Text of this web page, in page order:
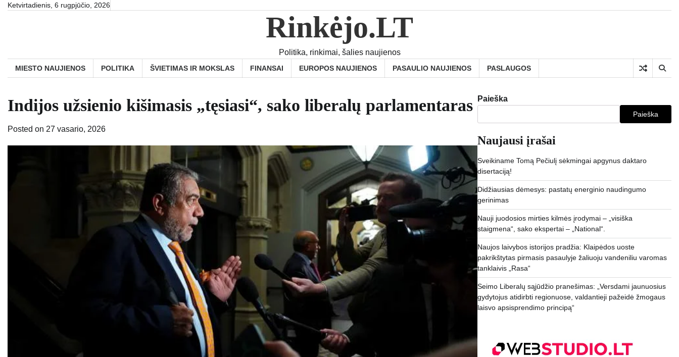
SkipKetvirtadienis, 6 rugpjūčio, 2026
Rinkėjo.LT
Politika, rinkimai, šalies naujienos
MIESTO NAUJIENOS POLITIKA ŠVIETIMAS IR MOKSLAS FINANSAI EUROPOS NAUJIENOS PASAULIO NAUJIENOS PASLAUGOS
Indijos užsienio kišimasis „tęsiasi“, sako liberalų parlamentaras
Posted on 27 vasario, 2026
Paieška
Paieška
Naujausi įrašai
Sveikiname Tomą Pečiulį sėkmingai apgynus daktaro
disertaciją!
Didžiausias dėmesys: pastatų energinio naudingumo
gerinimas
Nauji juodosios mirties kilmės įrodymai – „visiška
staigmena“, sako ekspertai – „National“.
Naujos laivybos istorijos pradžia: Klaipėdos uoste
pakrikštytas pirmasis pasaulyje žaliuoju vandeniliu varomas
tanklaivis „Rasa“
Seimo Liberalų sąjūdžio pranešimas: „Versdami jaunuosius
gydytojus atidirbti regionuose, valdantieji pažeidė žmogaus
laisvo apsisprendimo principą“